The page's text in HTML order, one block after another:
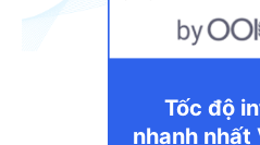
Tốc độ
nhanh nhất